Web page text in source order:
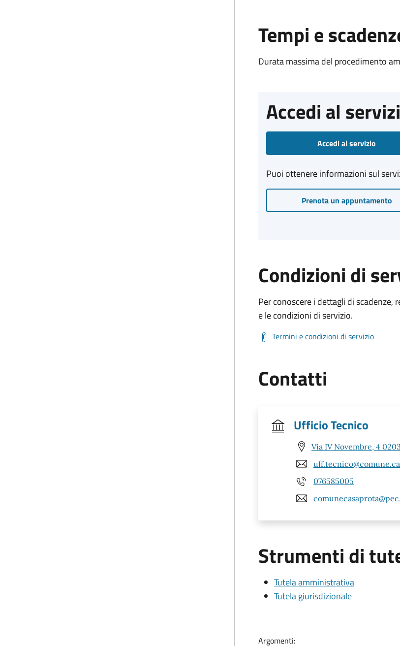
Tempi e
Durata massima del procedimento
Accedi al
Accedi al servizio
Puoi ottenere informazioni sul
Prenota un appuntamento
Condizioni di
Per conoscere i dettagli di
e le condizioni di servizio.
Termini e condizioni di servizio
Contatti
Ufficio Tecnico
Via IV Novembre, 4
076585005
Strumenti di
Tutela amministrativa
Tutela giurisdizionale
Argomenti: